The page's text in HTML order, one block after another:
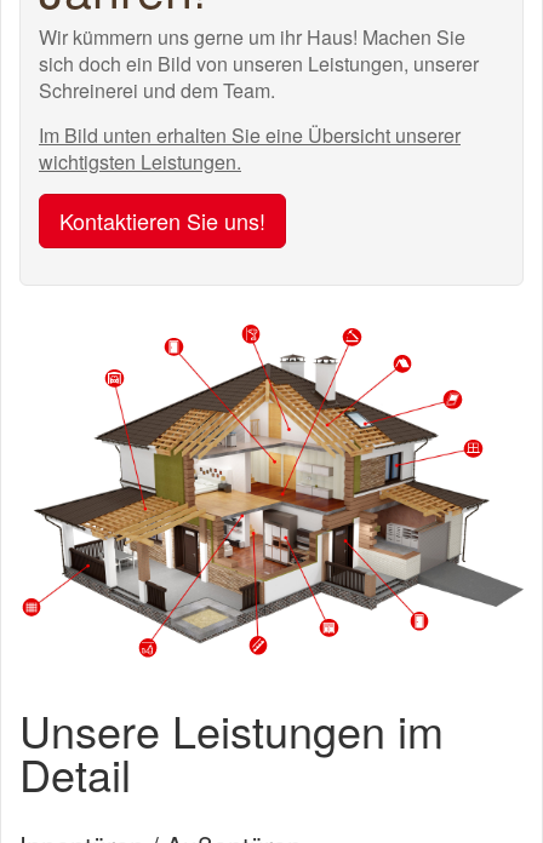
Wir kümmern uns gerne um ihr Haus! Machen Sie
sich doch ein Bild von unseren Leistungen, unserer
Schreinerei und dem Team.
Im Bild unten erhalten Sie eine Übersicht unserer
wichtigsten Leistungen.
Kontaktieren Sie uns!
Unsere Leistungen im
Detail